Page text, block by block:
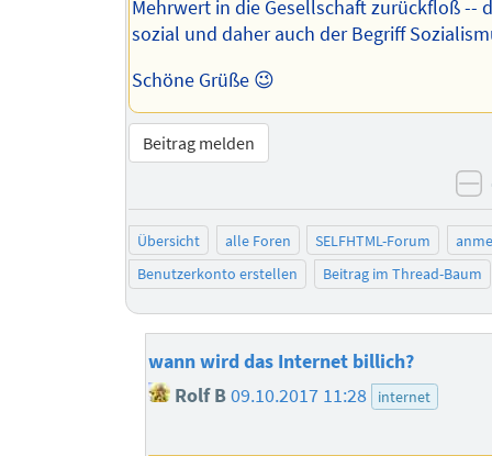
Mehrwert in die Gesellschaft zurückfloß --
sozial und daher auch der Begriff
Schöne Grüße 😉
Beitrag melden
Übersicht alle Foren SELFHTML-Forum
Benutzerkonto erstellen
Beitrag im Thread-Baum
wann wird das Internet billich?
Rolf B09.10.2017 11:28 internet